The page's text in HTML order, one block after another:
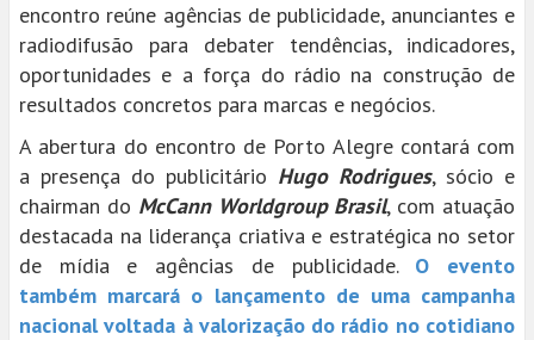
encontro reúne agências de publicidade, anunciantes e
radiodifusão para debater tendências, indicadores,
oportunidades e a força do rádio na construção de
resultados concretos para marcas e negócios.
A abertura do encontro de Porto Alegre contará com
a presença do publicitário Hugo Rodrigues, sócio e
chairman do McCann Worldgroup Brasil, com atuação
destacada na liderança criativa e estratégica no setor
de mídia e agências de publicidade. O evento
também marcará o lançamento de uma campanha
nacional voltada à valorização do rádio no cotidiano